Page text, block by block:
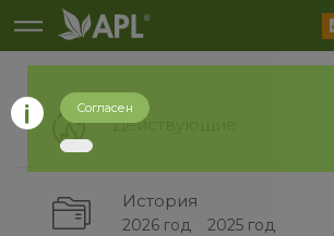
Действующие
История
2026 год 2025 год
Согласен